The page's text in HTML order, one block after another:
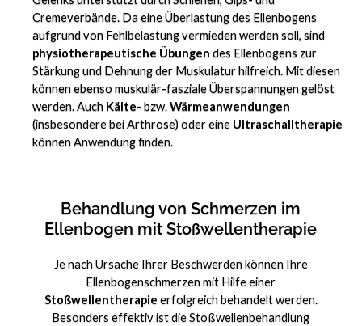
Cremeverbände. Da eine Überlastung des Ellenbogens
aufgrund von Fehlbelastung vermieden werden soll, sind
physiotherapeutische Übungen des Ellenbogens zur
Stärkung und Dehnung der Muskulatur hilfreich. Mit diesen
können ebenso muskulär-fasziale Überspannungen gelöst
werden. Auch Kälte- bzw.Wärmeanwendungen
(insbesondere bei Arthrose) oder eine Ultraschalltherapie
können Anwendung finden.
Behandlung von Schmerzen im
Ellenbogen mit Stoßwellentherapie
Je nach Ursache Ihrer Beschwerden können Ihre
Ellenbogenschmerzen mit Hilfe einer
Stoßwellentherapie erfolgreich behandelt werden.
Besonders effektiv ist die Stoßwellenbehandlung